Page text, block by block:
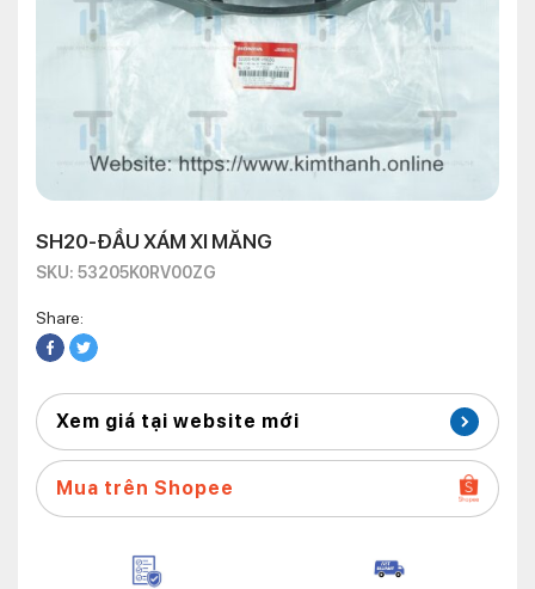
SH20-ĐẦU XÁM XI MĂNG
SKU: 53205K0RV00ZG
Share:
Xem giá tại website mới
Mua trên Shopee